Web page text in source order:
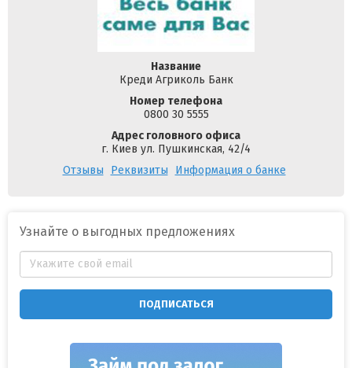
Название
Креди Агриколь Банк
Номер телефона
0800 30 5555
Адрес головного офиса
г. Киев ул. Пушкинская, 42/4
Отзывы
Реквизиты Информация о банке
Узнайте о выгодных предложениях
ПОДПИСАТЬСЯ